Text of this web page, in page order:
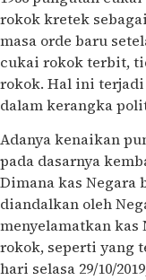
rokok kretek
masa orde baru
cukai rokok terbit,
rokok. Hal ini
dalam kerangka
Adanya kenaikan
pada dasarnya
Dimana kas Negara
diandalkan oleh
menyelamatkan
rokok, seperti yang
hari selasa 29/10/